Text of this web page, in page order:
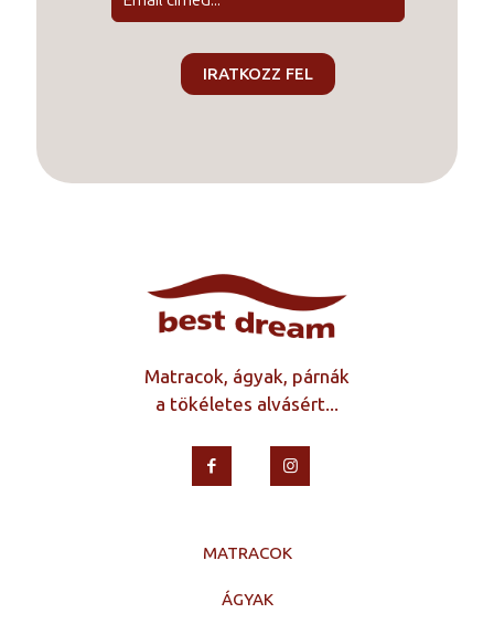
Matracok, ágyak, párnák
a tökéletes alvásért...
MATRACOK
ÁGYAK